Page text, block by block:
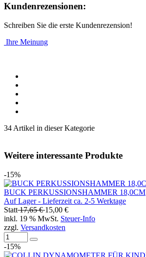
Kundenrezensionen:
Schreiben Sie die erste Kundenrezension!
Ihre Meinung
34 Artikel in dieser Kategorie
Weitere interessante Produkte
-15%
BUCK PERKUSSIONSHAMMER 18,0CM
Auf Lager - Lieferzeit ca. 2-5 Werktage
Statt17,65 €15,00 €
inkl. 19 % MwSt. Steuer-Info
zzgl. Versandkosten
-15%